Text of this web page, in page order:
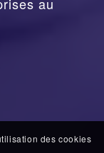
au
des cookies